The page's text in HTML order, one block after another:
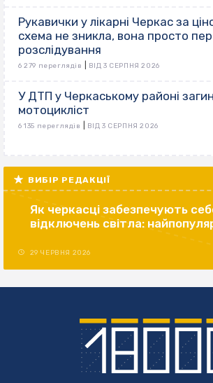
Рукавички у лікарні Черкас за
схема не зникла, вона просто
розслідування
6 279 переглядів ВІД 3 СЕРПНЯ 2026
У ДТП у Черкаському районі
мотоцикліст
6 135 переглядів ВІД 3 СЕРПНЯ 2026
ВИБІР РЕДАКЦІЇ
Як черкасці забезпечують
відключень світла:
29 ЧЕРВНЯ 2026